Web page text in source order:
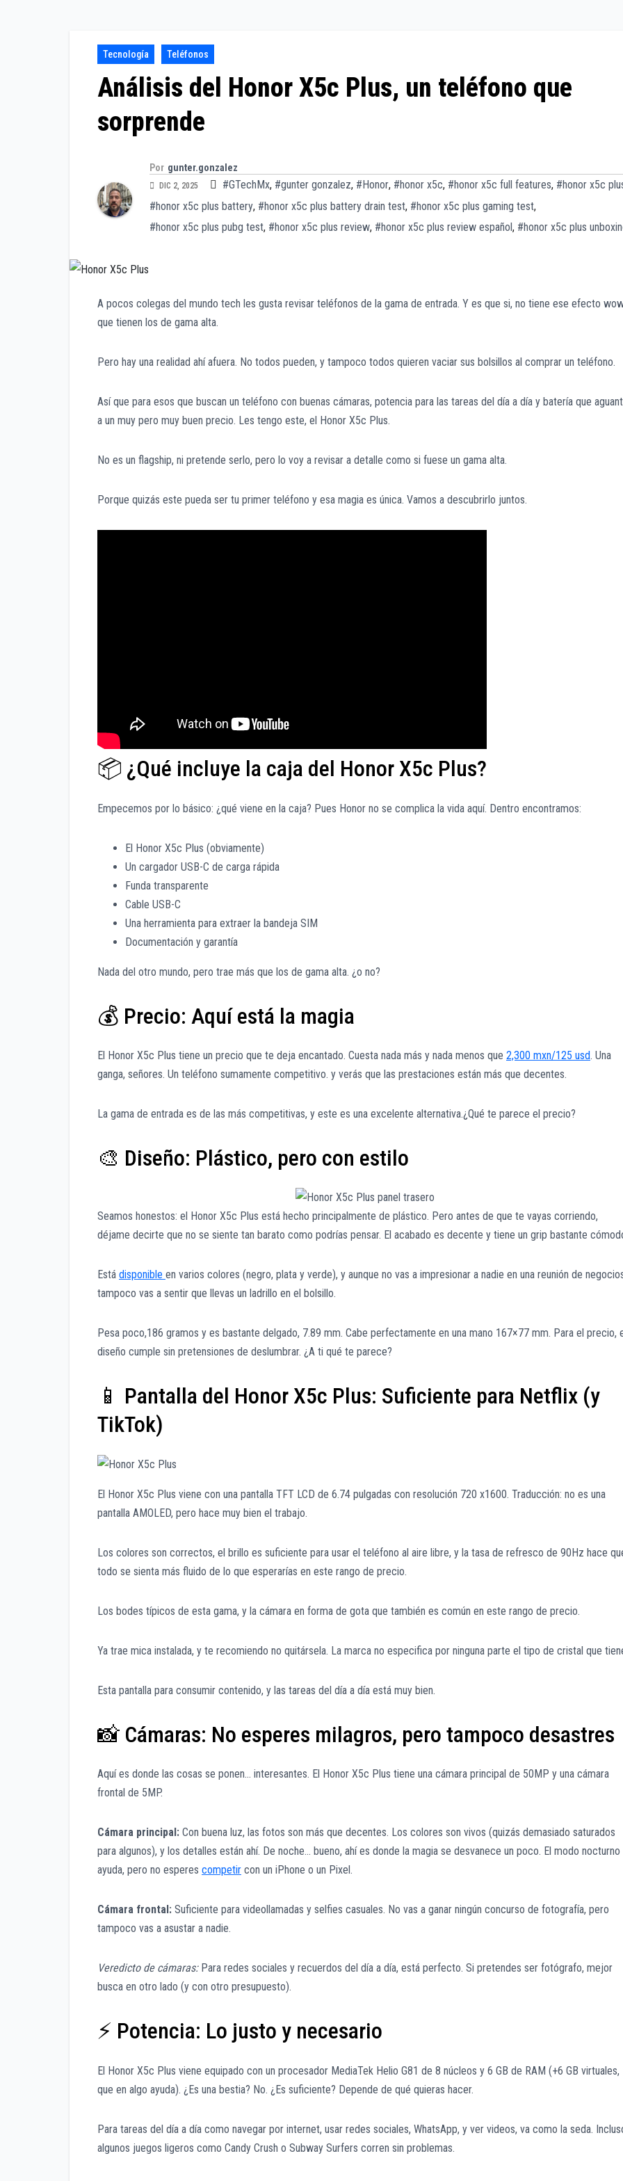
Tecnología Teléfonos
Análisis del Honor X5c Plus, un teléfono que
sorprende
Por gunter.gonzalez
DIC 2, 2025 #GTechMx, #gunter gonzalez, #Honor, #honor x5c, #honor x5c full features, #honor x5c
#honor x5c plus battery, #honor x5c plus battery drain test, #honor x5c plus gaming test,
#honor x5c plus pubg test, #honor x5c plus review, #honor x5c plus review español , #honor x5c plus
A pocos colegas del mundo tech les gusta revisar teléfonos de la gama de entrada. Y es que si, no tiene ese efecto
que tienen los de gama alta.
Pero hay una realidad ahí afuera. No todos pueden, y tampoco todos quieren vaciar sus bolsillos al comprar un teléfono.
Así que para esos que buscan un teléfono con buenas cámaras, potencia para las tareas del día a día y batería que
a un muy pero muy buen precio. Les tengo este, el Honor X5c Plus.
No es un flagship, ni pretende serlo, pero lo voy a revisar a detalle como si fuese un gama alta.
Porque quizás este pueda ser tu primer teléfono y esa magia es única. Vamos a descubrirlo juntos.
📦 ¿Qué incluye la caja del Honor X5c Plus?
Empecemos por lo básico: ¿qué viene en la caja? Pues Honor no se complica la vida aquí. Dentro encontramos:
El Honor X5c Plus (obviamente)
Un cargador USB-C de carga rápida
Funda transparente
Cable USB-C
Una herramienta para extraer la bandeja SIM
Documentación y garantía
Nada del otro mundo, pero trae más que los de gama alta. ¿o no?
💰 Precio: Aquí está la magia
El Honor X5c Plus tiene un precio que te deja encantado. Cuesta nada más y nada menos que 2,300 mxn/125 usd. Una
ganga, señores. Un teléfono sumamente competitivo. y verás que las prestaciones están más que decentes.
La gama de entrada es de las más competitivas, y este es una excelente alternativa.¿Qué te parece el precio?
🎨 Diseño: Plástico, pero con estilo
Seamos honestos: el Honor X5c Plus está hecho principalmente de plástico. Pero antes de que te vayas corriendo,
déjame decirte que no se siente tan barato como podrías pensar. El acabado es decente y tiene un grip bastante
Está disponible en varios colores (negro, plata y verde), y aunque no vas a impresionar a nadie en una reunión de
tampoco vas a sentir que llevas un ladrillo en el bolsillo.
Pesa poco,186 gramos y es bastante delgado, 7.89 mm. Cabe perfectamente en una mano 167×77 mm. Para el precio,
diseño cumple sin pretensiones de deslumbrar. ¿A ti qué te parece?
📱 Pantalla del Honor X5c Plus: Suficiente para Netflix (y
TikTok)
El Honor X5c Plus viene con una pantalla TFT LCD de 6.74 pulgadas con resolución 720 x1600. Traducción: no es una
pantalla AMOLED, pero hace muy bien el trabajo.
Los colores son correctos, el brillo es suficiente para usar el teléfono al aire libre, y la tasa de refresco de 90Hz hace
todo se sienta más fluido de lo que esperarías en este rango de precio.
Los bodes típicos de esta gama, y la cámara en forma de gota que también es común en este rango de precio.
Ya trae mica instalada, y te recomiendo no quitársela. La marca no especifica por ninguna parte el tipo de cristal que
Esta pantalla para consumir contenido, y las tareas del día a día está muy bien.
📸 Cámaras: No esperes milagros, pero tampoco desastres
Aquí es donde las cosas se ponen… interesantes. El Honor X5c Plus tiene una cámara principal de 50MP y una cámara
frontal de 5MP.
Cámara principal: Con buena luz, las fotos son más que decentes. Los colores son vivos (quizás demasiado saturados
para algunos), y los detalles están ahí. De noche… bueno, ahí es donde la magia se desvanece un poco. El modo nocturno
ayuda, pero no esperes competir con un iPhone o un Pixel.
Cámara frontal: Suficiente para videollamadas y selfies casuales. No vas a ganar ningún concurso de fotografía, pero
tampoco vas a asustar a nadie.
Veredicto de cámaras:Para redes sociales y recuerdos del día a día, está perfecto. Si pretendes ser fotógrafo, mejor
busca en otro lado (y con otro presupuesto).
⚡ Potencia: Lo justo y necesario
El Honor X5c Plus viene equipado con un procesador MediaTek Helio G81 de 8 núcleos y 6 GB de RAM (+6 GB virtuales,
que en algo ayuda). ¿Es una bestia? No. ¿Es suficiente? Depende de qué quieras hacer.
Para tareas del día a día como navegar por internet, usar redes sociales, WhatsApp, y ver videos, va como la seda.
algunos juegos ligeros como Candy Crush o Subway Surfers corren sin problemas.